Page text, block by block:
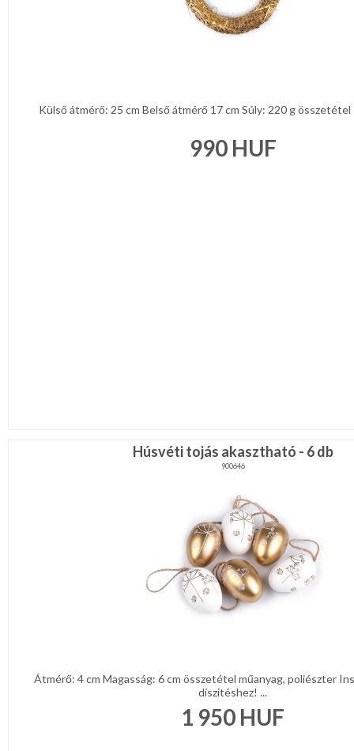
Külső átmérő: 25 cm Belső átmérő 17 cm Súly: 220 g összetétel
990HUF
Húsvéti tojás akasztható - 6 db
900646
Átmérő: 4 cm Magasság: 6 cm összetétel műanyag, poliészter
díszitéshez! ...
1 950 HUF